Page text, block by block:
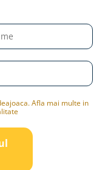
Afla mai multe in